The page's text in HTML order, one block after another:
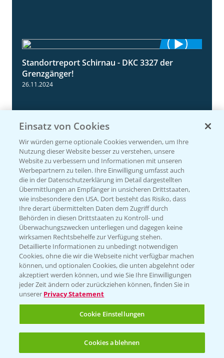
4:19
Standortreport Schirnau - DKC 3327 der
Grenzgänger!
26.11.2024
4:29
Körnermais früh - mittelfrüh erste
Ergebnisse 2024
20.11.2024
5:16
Ergebnisse der Häckselversuche in der
28.10.2024
Einsatz von Cookies
Wir würden gerne optionale Cookies verwenden, um Ihre
Nutzung dieser Website besser zu verstehen, unsere
Website zu verbessern und Informationen mit unseren
Werbepartnern zu teilen. Ihre Einwilligung umfasst auch
die in der Datenschutzerklärung im Detail dargestellten
Übermittlungen an Empfänger in unsicheren Drittstaaten,
wie insbesondere den USA. Dort besteht das Risiko, dass
Ihre derart übermittelten Daten dem Zugriff durch
Behörden in diesen Drittstaaten zu Kontroll- und
Überwachungszwecken unterliegen und dagegen keine
wirksamen Rechtsbehelfe zur Verfügung stehen.
Detaillierte Informationen zu unbedingt notwendigen
Cookies, ohne die wir die Webseite nicht verfügbar machen
können, und optionalen Cookies, die unten abgelehnt oder
akzeptiert werden können, und wie Sie Ihre Einwilligungen
jeder Zeit ändern oder zurückziehen können, finden Sie in
unserer Privacy Statement
Cookie Einstellungen
Cookies ablehnen